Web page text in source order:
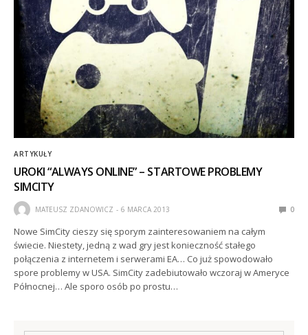
ARTYKUŁY
UROKI “ALWAYS ONLINE” – STARTOWE PROBLEMY
SIMCITY
MATEUSZ ZDANOWICZ 6 MARCA 2013 0
Nowe SimCity cieszy się sporym zainteresowaniem na całym
świecie. Niestety, jedną z wad gry jest konieczność stałego
połączenia z internetem i serwerami EA… Co już spowodowało
spore problemy w USA. SimCity zadebiutowało wczoraj w Ameryce
Północnej… Ale sporo osób po prostu…